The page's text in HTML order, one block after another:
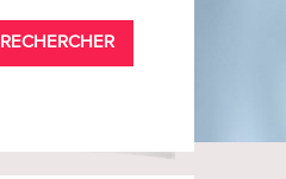
RECHERCHER